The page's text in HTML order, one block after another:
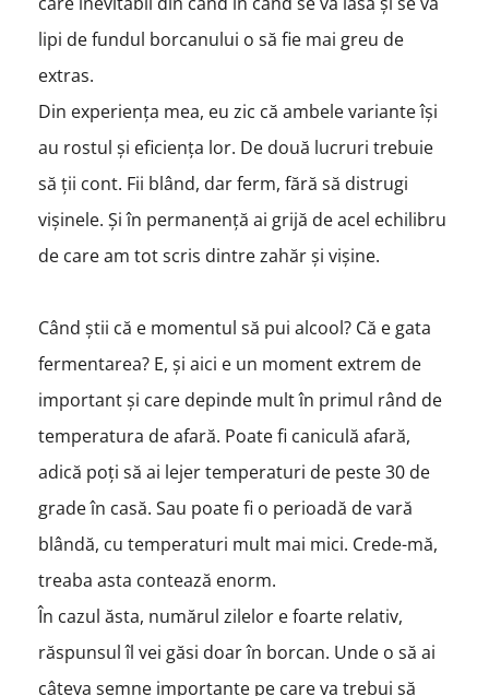
lipi de fundul borcanului o să fie mai greu de
extras.
Din experiența mea, eu zic că ambele variante își
au rostul și eficiența lor. De două lucruri trebuie
să ții cont. Fii blând, dar ferm, fără să distrugi
vișinele. Și în permanență ai grijă de acel echilibru
de care am tot scris dintre zahăr și vișine.
Când știi că e momentul să pui alcool? Că e gata
fermentarea? E, și aici e un moment extrem de
important și care depinde mult în primul rând de
temperatura de afară. Poate fi caniculă afară,
adică poți să ai lejer temperaturi de peste 30 de
grade în casă. Sau poate fi o perioadă de vară
blândă, cu temperaturi mult mai mici. Crede-mă,
treaba asta contează enorm.
În cazul ăsta, numărul zilelor e foarte relativ,
răspunsul îl vei găsi doar în borcan. Unde o să ai
câteva semne importante pe care va trebui să